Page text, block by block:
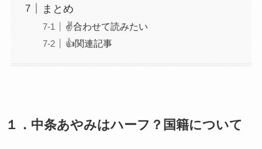
まとめ
✌️合わせて読みたい
👍関連記事
１．中条あやみはハーフ？国籍について